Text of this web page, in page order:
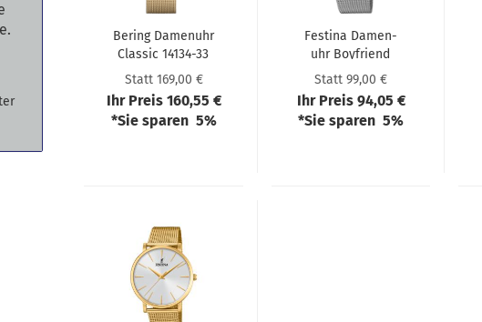
Be­ring Da­men­uhr
Clas­sic 14134-​​33
Statt 169,00 €
Ihr Preis 160,55 €
*Sie sparen 5%
Festi­na Da­men­
uhr Boy­friend
F20475/4
Statt 99,00 €
Ihr Preis 94,05 €
*Sie sparen 5%